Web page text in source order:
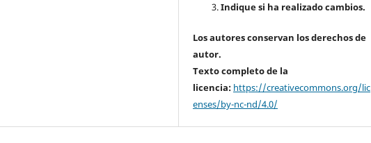
Indique si ha realizado cambios.
Los autores conservan los derechos de
autor.
Texto completo de la
licencia: https://creativecommons.org/lic
enses/by-nc-nd/4.0/